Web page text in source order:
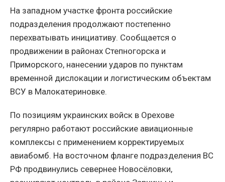
На западном участке фронта российские
подразделения продолжают постепенно
перехватывать инициативу. Сообщается о
продвижении в районах Степногорска и
Приморского, нанесении ударов по пунктам
временной дислокации и логистическим объектам
ВСУ в Малокатериновке.
По позициям украинских войск в Орехове
регулярно работают российские авиационные
комплексы с применением корректируемых
авиабомб. На восточном фланге подразделения ВС
РФ продвинулись севернее Новосёловки,